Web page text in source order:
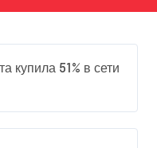
купила 51% в сети